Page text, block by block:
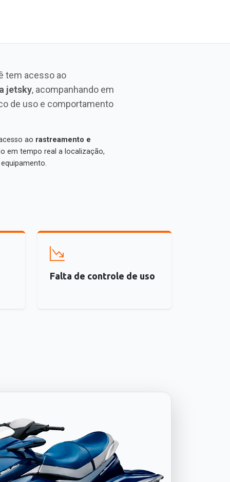
tem acesso ao
jetsky, acompanhando em
de uso e comportamento
ao rastreamento e
em tempo real a localização,
Falta de controle de uso